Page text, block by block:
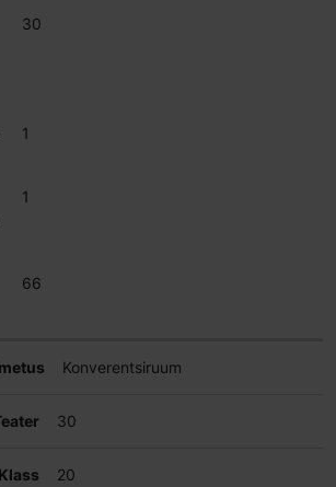
30
1
1
66
Konverentsiruum
30
20